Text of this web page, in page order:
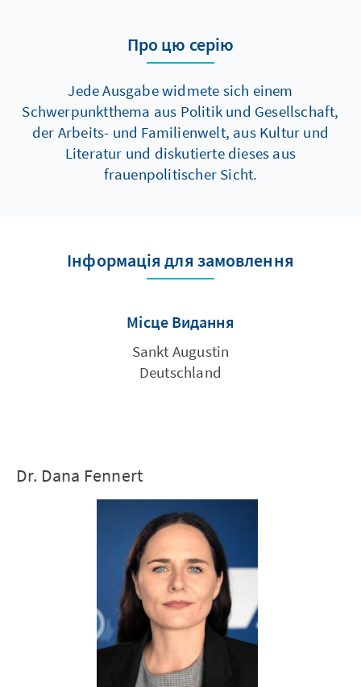
Про цю серію
Jede Ausgabe widmete sich einem
Schwerpunktthema aus Politik und Gesellschaft,
der Arbeits- und Familienwelt, aus Kultur und
Literatur und diskutierte dieses aus
frauenpolitischer Sicht.
Інформація для замовлення
Місце Видання
Sankt Augustin
Deutschland
Dr. Dana Fennert